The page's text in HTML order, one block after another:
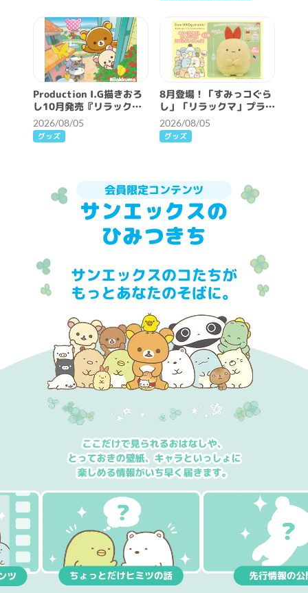
Production I.G描きおろ
し10月発売『リラックマ
とアワワネコ』テーマ解禁
♪
2026/08/05
グッズ
8月登場！「すみっコぐら
し」「リラックマ」プライ
ズ☆
2026/08/05
グッズ
会員限定コンテンツ
サンエックスの
ひみつきち
サンエックスのコたちが
もっとあなたのそばに。